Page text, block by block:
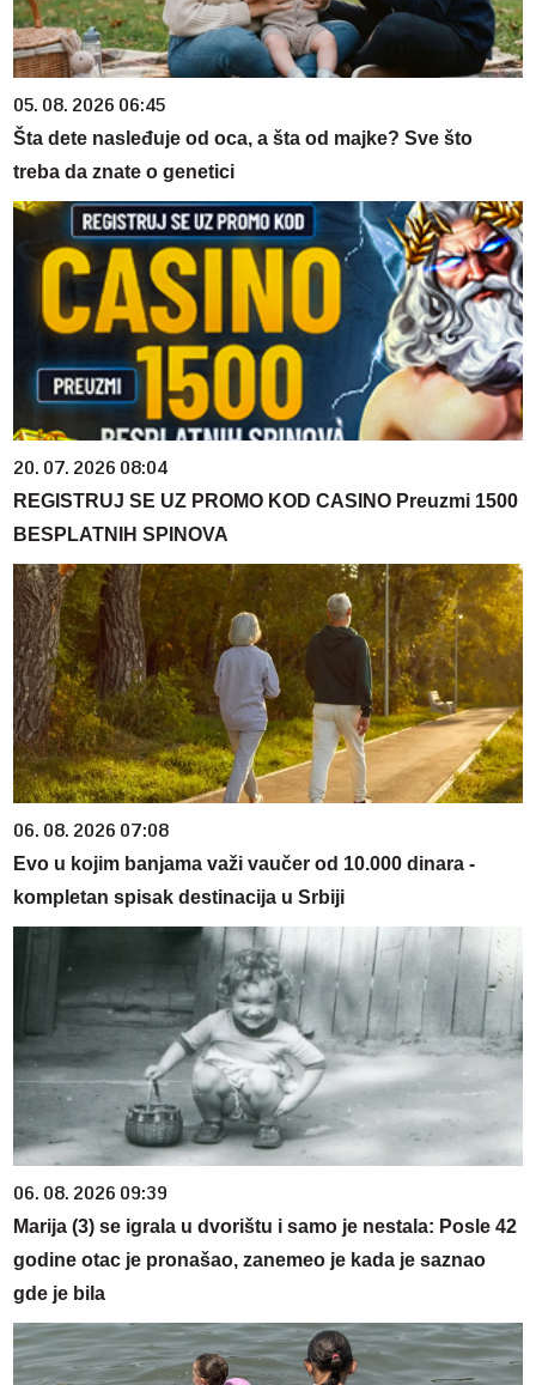
05. 08. 2026 06:45
Šta dete nasleđuje od oca, a šta od majke? Sve što
treba da znate o genetici
20. 07. 2026 08:04
REGISTRUJ SE UZ PROMO KOD CASINO Preuzmi 1500
BESPLATNIH SPINOVA
06. 08. 2026 07:08
Evo u kojim banjama važi vaučer od 10.000 dinara -
kompletan spisak destinacija u Srbiji
06. 08. 2026 09:39
Marija (3) se igrala u dvorištu i samo je nestala: Posle 42
godine otac je pronašao, zanemeo je kada je saznao
gde je bila